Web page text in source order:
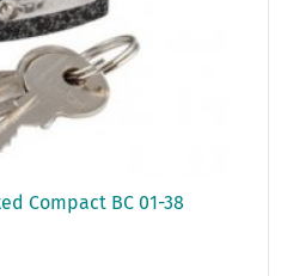
Compact ВС 01-38